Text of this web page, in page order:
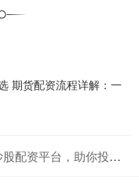
期货配资流程详解：一
平台，助你投资更轻松